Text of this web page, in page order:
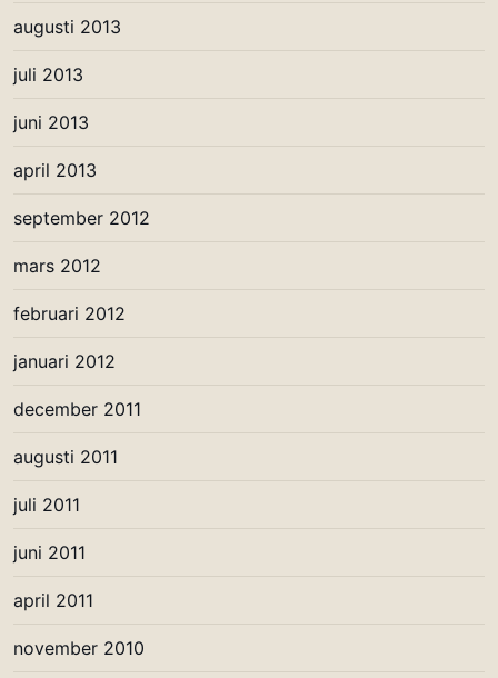
augusti 2013
juli 2013
juni 2013
april 2013
september 2012
mars 2012
februari 2012
januari 2012
december 2011
augusti 2011
juli 2011
juni 2011
april 2011
november 2010